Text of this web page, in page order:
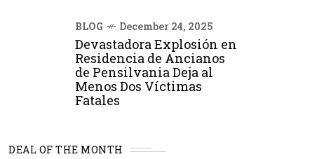
BLOG December 24, 2025
Devastadora Explosión en
Residencia de Ancianos
de Pensilvania Deja al
Menos Dos Víctimas
Fatales
DEAL OF THE MONTH